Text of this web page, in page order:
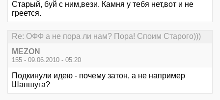
Старый, буй с ним,вези. Камня у тебя нет,вот и не
греется.
Re: ОФФ а не пора ли нам? Пора! Споим Старого)))
MEZON
155 - 09.06.2010 - 05:20
Подкинули идею - почему затон, а не например
Шапшуга?